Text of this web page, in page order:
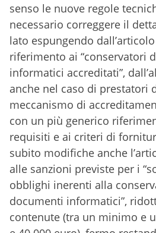
senso le nuove regole
necessario correggere il
lato espungendo
riferimento ai “conservatori
informatici accreditati”,
anche nel caso di prestatori
meccanismo di
con un più generico
requisiti e ai criteri di
subito modifiche anche
alle sanzioni previste per i
obblighi inerenti alla
documenti informatici”,
contenute (tra un minimo e